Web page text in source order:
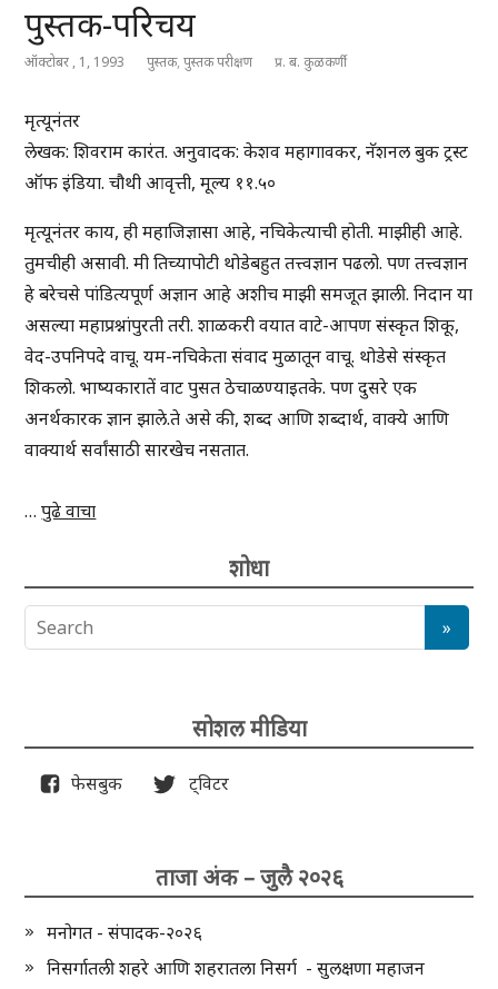
पुस्तक-परिचय
ऑक्टोबर , 1, 1993 पुस्तक,पुस्तक परीक्षण प्र. ब. कुळकर्णी
मृत्यूनंतर
लेखक: शिवराम कारंत. अनुवादक: केशव महागावकर, नॅशनल बुक ट्रस्ट
ऑफ इंडिया. चौथी आवृत्ती, मूल्य ११.५०
मृत्यूनंतर काय, ही महाजिज्ञासा आहे, नचिकेत्याची होती. माझीही आहे.
तुमचीही असावी. मी तिच्यापोटी थोडेबहुत तत्त्वज्ञान पढलो. पण तत्त्वज्ञान
हे बरेचसे पांडित्यपूर्ण अज्ञान आहे अशीच माझी समजूत झाली. निदान या
असल्या महाप्रश्नांपुरती तरी. शाळकरी वयात वाटे-आपण संस्कृत शिकू,
वेद-उपनिपदे वाचू. यम-नचिकेता संवाद मुळातून वाचू. थोडेसे संस्कृत
शिकलो. भाष्यकारातें वाट पुसत ठेचाळण्याइतके. पण दुसरे एक
अनर्थकारक ज्ञान झाले.ते असे की, शब्द आणि शब्दार्थ, वाक्ये आणि
वाक्यार्थ सर्वांसाठी सारखेच नसतात.
…पुढे वाचा
शोधा
सोशल मीडिया
फेसबुक ट्विटर
ताजा अंक – जुलै २०२६
मनोगत - संपादक-२०२६
निसर्गातली शहरे आणि शहरातला निसर्ग - सुलक्षणा महाजन